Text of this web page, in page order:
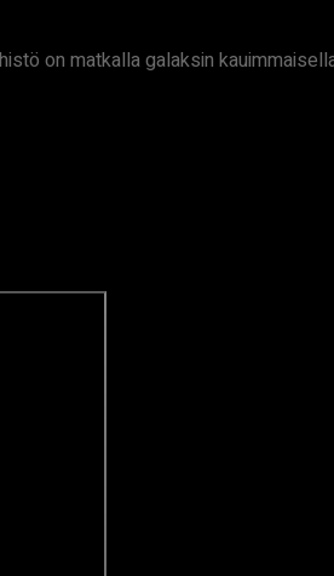
on matkalla galaksin